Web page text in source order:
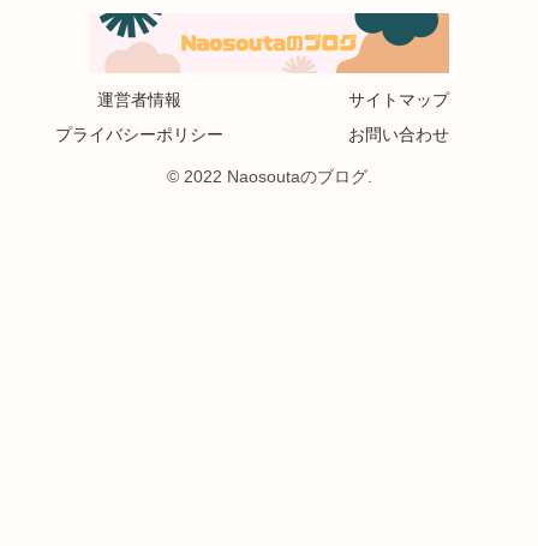
運営者情報
サイトマップ
プライバシーポリシー
お問い合わせ
© 2022 Naosoutaのブログ.